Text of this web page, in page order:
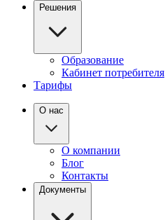
Решения
Образование
Кабинет потребителя
Тарифы
О нас
О компании
Блог
Контакты
Документы